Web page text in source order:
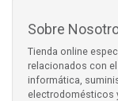
Sobre
Tienda online
relacionados con
informática,
electrodomésticos